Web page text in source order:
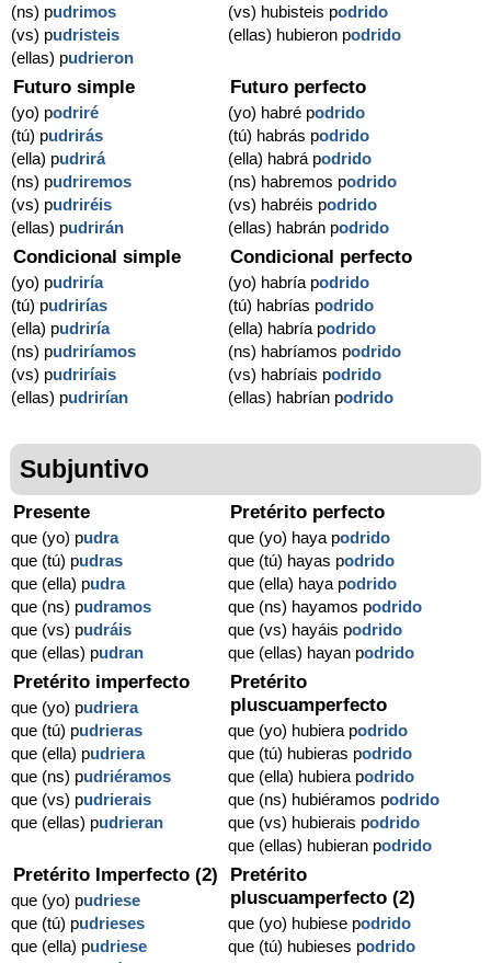
(ns) pudrimos
(vs) pudristeis
(ellas) pudrieron
(vs) hubisteis podrido
(ellas) hubieron podrido
Futuro simple
(yo) podriré
(tú) pudrirás
(ella) pudrirá
(ns) pudriremos
(vs) pudriréis
(ellas) pudrirán
Futuro perfecto
(yo) habré podrido
(tú) habrás podrido
(ella) habrá podrido
(ns) habremos podrido
(vs) habréis podrido
(ellas) habrán podrido
Condicional simple
(yo) pudriría
(tú) pudrirías
(ella) pudriría
(ns) pudriríamos
(vs) pudriríais
(ellas) pudrirían
Condicional perfecto
(yo) habría podrido
(tú) habrías podrido
(ella) habría podrido
(ns) habríamos podrido
(vs) habríais podrido
(ellas) habrían podrido
Subjuntivo
Presente
que (yo) pudra
que (tú) pudras
que (ella) pudra
que (ns) pudramos
que (vs) pudráis
que (ellas) pudran
Pretérito perfecto
que (yo) haya podrido
que (tú) hayas podrido
que (ella) haya podrido
que (ns) hayamos podrido
que (vs) hayáis podrido
que (ellas) hayan podrido
Pretérito imperfecto
que (yo) pudriera
que (tú) pudrieras
que (ella) pudriera
que (ns) pudriéramos
que (vs) pudrierais
que (ellas) pudrieran
Pretérito
pluscuamperfecto
que (yo) hubiera podrido
que (tú) hubieras podrido
que (ella) hubiera podrido
que (ns) hubiéramos podrido
que (vs) hubierais podrido
que (ellas) hubieran podrido
Pretérito Imperfecto (2)
que (yo) pudriese
que (tú) pudrieses
que (ella) pudriese
Pretérito
pluscuamperfecto (2)
que (yo) hubiese podrido
que (tú) hubieses podrido